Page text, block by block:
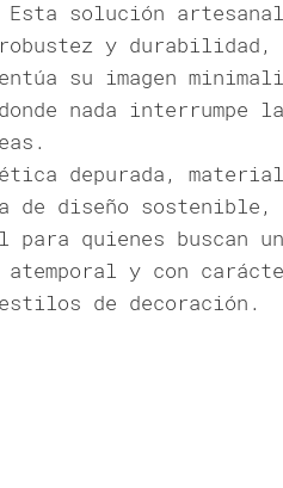
solución
y durabilidad,
su imagen
nada interrumpe
depurada,
diseño sostenible,
quienes buscan
y con
de decoración.